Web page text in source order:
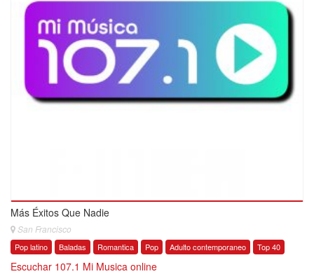
Más Éxitos Que Nadie
San Francisco
Pop latino Baladas Romantica Pop Adulto contemporaneo Top 40
Escuchar 107.1 Mi Musica online